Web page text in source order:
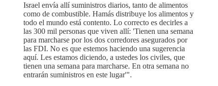
Israel envía allí suministros diarios, tanto de alimentos
como de combustible. Hamás distribuye los alimentos y
todo el mundo está contento. Lo correcto es decirles a
las 300 mil personas que viven allí: 'Tienen una semana
para marcharse por los dos corredores asegurados por
las FDI. No es que estemos haciendo una sugerencia
aquí. Les estamos diciendo, a ustedes los civiles, que
tienen una semana para marcharse. En otra semana no
entrarán suministros en este lugar'".